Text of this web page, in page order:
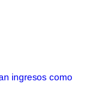
ingresos como